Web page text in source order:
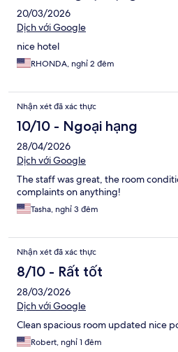
20/03/2026
Dịch với Google
nice hotel
RHONDA, nghỉ 2 đêm
Nhận xét đã xác thực
10/10 - Ngoại hạng
28/04/2026
Dịch với Google
The staff was great, the room
complaints on anything!
Tasha, nghỉ 3 đêm
Nhận xét đã xác thực
8/10 - Rất tốt
28/03/2026
Dịch với Google
Clean spacious room updated nice
Robert, nghỉ 1 đêm